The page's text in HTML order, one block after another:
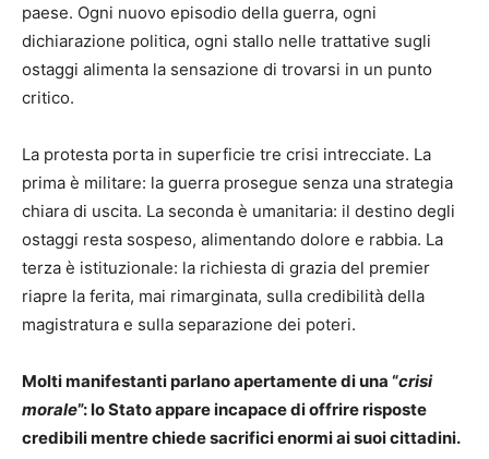
paese. Ogni nuovo episodio della guerra, ogni
dichiarazione politica, ogni stallo nelle trattative sugli
ostaggi alimenta la sensazione di trovarsi in un punto
critico.
La protesta porta in superficie tre crisi intrecciate. La
prima è militare: la guerra prosegue senza una strategia
chiara di uscita. La seconda è umanitaria: il destino degli
ostaggi resta sospeso, alimentando dolore e rabbia. La
terza è istituzionale: la richiesta di grazia del premier
riapre la ferita, mai rimarginata, sulla credibilità della
magistratura e sulla separazione dei poteri.
Molti manifestanti parlano apertamente di una “crisi
morale”: lo Stato appare incapace di offrire risposte
credibili mentre chiede sacrifici enormi ai suoi cittadini.